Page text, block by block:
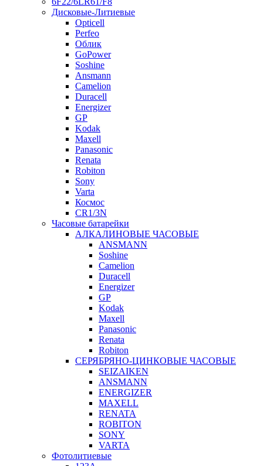
Дисковые-Литиевые
Opticell
Perfeo
Облик
GoPower
Soshine
Ansmann
Camelion
Duracell
Energizer
GP
Kodak
Maxell
Panasonic
Renata
Robiton
Sony
Varta
Космос
CR1/3N
Часовые батарейки
АЛКАЛИНОВЫЕ ЧАСОВЫЕ
ANSMANN
Soshine
Camelion
Duracell
Energizer
GP
Kodak
Maxell
Panasonic
Renata
Robiton
СЕРЯБРЯНО-ЦИНКОВЫЕ ЧАСОВЫЕ
SEIZAIKEN
ANSMANN
ENERGIZER
MAXELL
RENATA
ROBITON
SONY
VARTA
Фотолитиевые